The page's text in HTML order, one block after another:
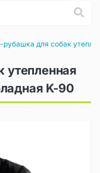
рубашка для собак
утепленная
K-90